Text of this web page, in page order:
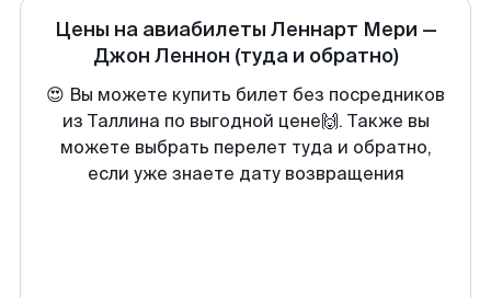
Цены на авиабилеты Леннарт Мери —
Джон Леннон (туда и обратно)
😍 Вы можете купить билет без посредников
из Таллина по выгодной цене🙌. Также вы
можете выбрать перелет туда и обратно,
если уже знаете дату возвращения